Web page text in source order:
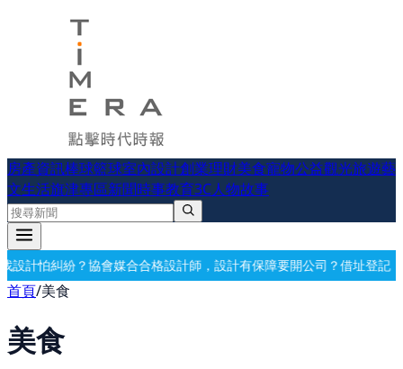
房產資訊棒球籃球室內設計創業理財美食寵物公益觀光旅遊藝
文生活旗津專區新聞時事教育3C人物故事
有保障要開公司？借址登記・公司設立・工商登記一次辦好記帳報稅
首頁/美食
美食